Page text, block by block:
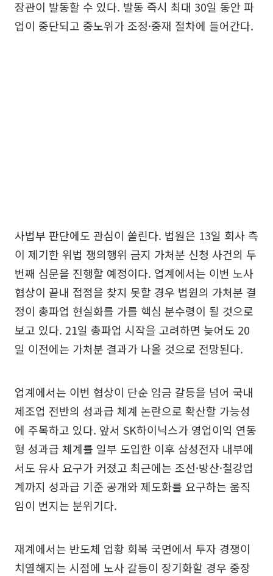
장관이 발동할 수 있다. 발동 즉시 최대 30일 동안 파
업이 중단되고 중노위가 조정·중재 절차에 들어간다.
사법부 판단에도 관심이 쏠린다. 법원은 13일 회사 측
이 제기한 위법 쟁의행위 금지 가처분 신청 사건의 두
번째 심문을 진행할 예정이다. 업계에서는 이번 노사
협상이 끝내 접점을 찾지 못할 경우 법원의 가처분 결
정이 총파업 현실화를 가를 핵심 분수령이 될 것으로
보고 있다. 21일 총파업 시작을 고려하면 늦어도 20
일 이전에는 가처분 결과가 나올 것으로 전망된다.
업계에서는 이번 협상이 단순 임금 갈등을 넘어 국내
제조업 전반의 성과급 체계 논란으로 확산할 가능성
에 주목하고 있다. 앞서 SK하이닉스가 영업이익 연동
형 성과급 체계를 일부 도입한 이후 삼성전자 내부에
서도 유사 요구가 커졌고 최근에는 조선·방산·철강업
계까지 성과급 기준 공개와 제도화를 요구하는 움직
임이 번지는 분위기다.
재계에서는 반도체 업황 회복 국면에서 투자 경쟁이
치열해지는 시점에 노사 갈등이 장기화할 경우 중장